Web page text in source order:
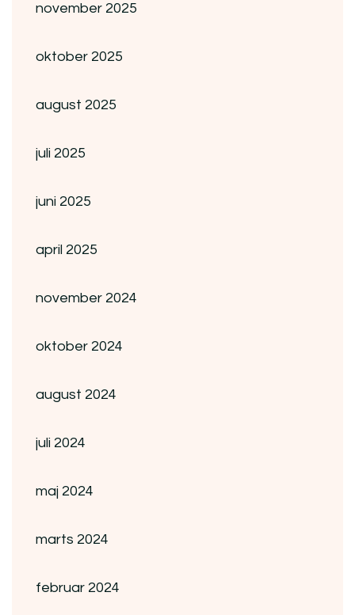
november 2025
oktober 2025
august 2025
juli 2025
juni 2025
april 2025
november 2024
oktober 2024
august 2024
juli 2024
maj 2024
marts 2024
februar 2024